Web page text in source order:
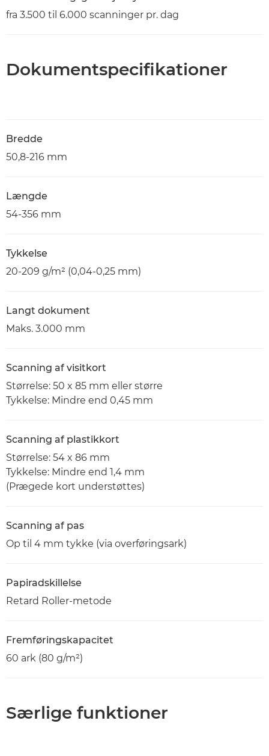
fra 3.500 til 6.000 scanninger pr. dag
Dokumentspecifikationer
Bredde
50,8-216 mm
Længde
54-356 mm
Tykkelse
20-209 g/m² (0,04-0,25 mm)
Langt dokument
Maks. 3.000 mm
Scanning af visitkort
Størrelse: 50 x 85 mm eller større
Tykkelse: Mindre end 0,45 mm
Scanning af plastikkort
Størrelse: 54 x 86 mm
Tykkelse: Mindre end 1,4 mm
(Prægede kort understøttes)
Scanning af pas
Op til 4 mm tykke (via overføringsark)
Papiradskillelse
Retard Roller-metode
Fremføringskapacitet
60 ark (80 g/m²)
Særlige funktioner